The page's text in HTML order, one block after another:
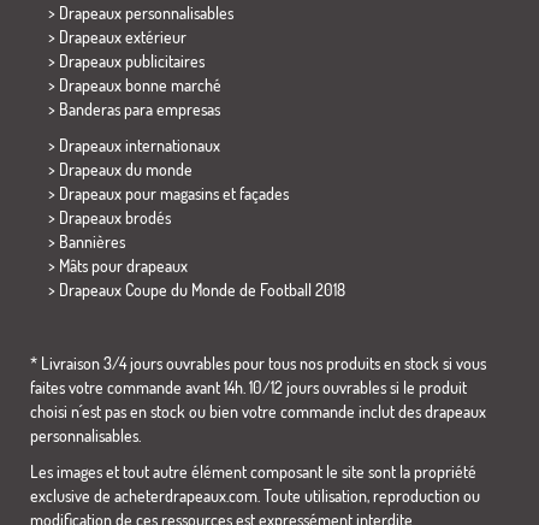
> Drapeaux personnalisables
> Drapeaux extérieur
> Drapeaux publicitaires
> Drapeaux bonne marché
> Banderas para empresas
> Drapeaux internationaux
> Drapeaux du monde
> Drapeaux pour magasins et façades
> Drapeaux brodés
> Bannières
> Mâts pour drapeaux
> Drapeaux Coupe du Monde de Football 2018
* Livraison 3/4 jours ouvrables pour tous nos produits en stock si vous
faites votre commande avant 14h. 10/12 jours ouvrables si le produit
choisi n´est pas en stock ou bien votre commande inclut des drapeaux
personnalisables.
Les images et tout autre élément composant le site sont la propriété
exclusive de acheterdrapeaux.com. Toute utilisation, reproduction ou
modification de ces ressources est expressément interdite.